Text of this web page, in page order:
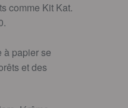
comme Kit Kat.
à papier se
et des